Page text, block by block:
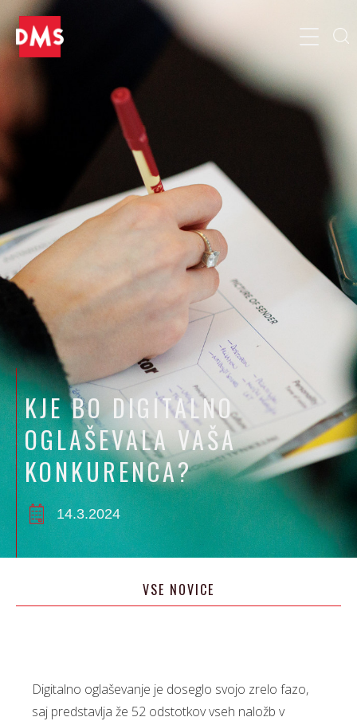
KJE BO DIGITALNO
OGLAŠEVALA VAŠA
KONKURENCA?
14.3.2024
VSE NOVICE
Digitalno oglaševanje je doseglo svojo zrelo fazo,
saj predstavlja že 52 odstotkov vseh naložb v